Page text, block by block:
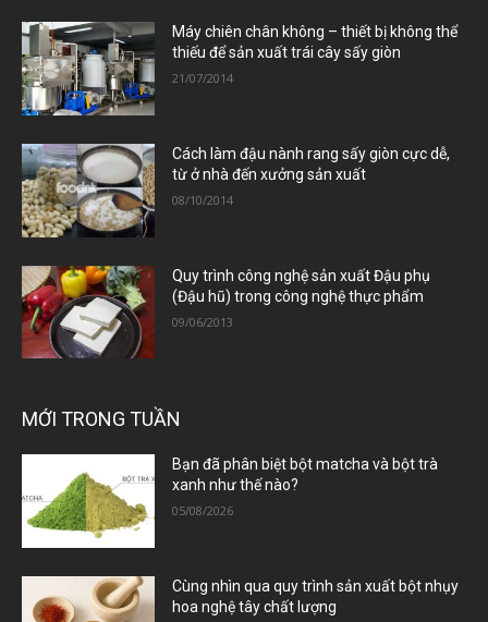
Máy chiên chân không – thiết bị không thể
thiếu để sản xuất trái cây sấy giòn
21/07/2014
Cách làm đậu nành rang sấy giòn cực dễ,
từ ở nhà đến xưởng sản xuất
08/10/2014
Quy trình công nghệ sản xuất Đậu phụ
(Đậu hũ) trong công nghệ thực phẩm
09/06/2013
MỚI TRONG TUẦN
Bạn đã phân biệt bột matcha và bột trà
xanh như thế nào?
05/08/2026
Cùng nhìn qua quy trình sản xuất bột nhụy
hoa nghệ tây chất lượng